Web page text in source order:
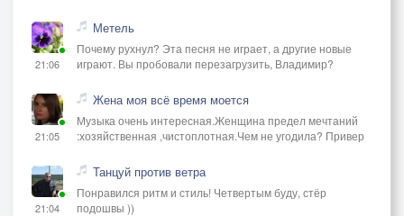
21:06
Метель
Почему рухнул? Эта песня не играет, а другие новые
играют. Вы пробовали перезагрузить, Владимир?
21:05
Жена моя всё время моется
Музыка очень интересная.Женщина предел мечтаний
:хозяйственная ,чистоплотная.Чем не угодила? Привер
21:04
Танцуй против ветра
Понравился ритм и стиль! Четвертым буду, стёр
подошвы ))